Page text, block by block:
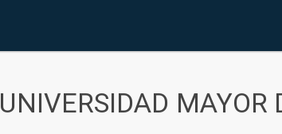
UNIVERSIDAD MAYOR